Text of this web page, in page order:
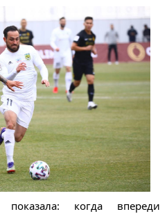
когда впереди